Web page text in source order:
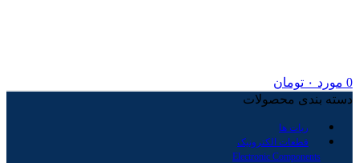
0 مورد ۰ تومان
دسته بندی محصولات
ربات ها
قطعات الکترونیک
Electronic Components